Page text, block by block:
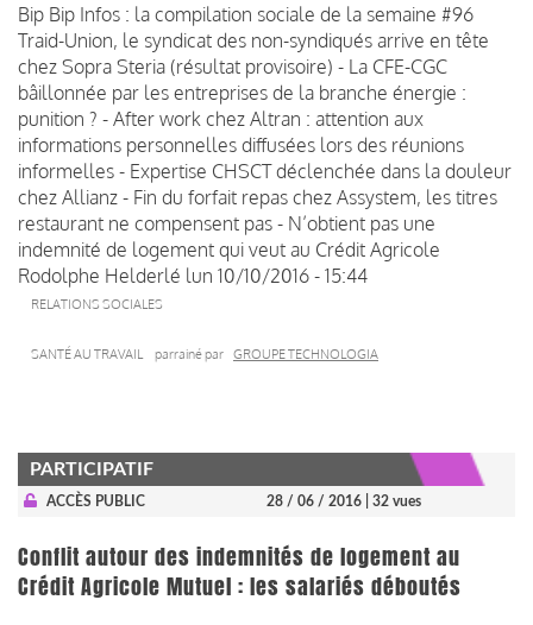
Bip Bip Infos : la compilation sociale de la semaine #96
Traid-Union, le syndicat des non-syndiqués arrive en tête
chez Sopra Steria (résultat provisoire) - La CFE-CGC
bâillonnée par les entreprises de la branche énergie :
punition ? - After work chez Altran : attention aux
informations personnelles diffusées lors des réunions
informelles - Expertise CHSCT déclenchée dans la douleur
chez Allianz - Fin du forfait repas chez Assystem, les titres
restaurant ne compensent pas - N’obtient pas une
indemnité de logement qui veut au Crédit Agricole
Rodolphe Helderlé lun 10/10/2016 - 15:44
RELATIONS SOCIALES
SANTÉ AU TRAVAIL parrainé par GROUPE TECHNOLOGIA
PARTICIPATIF
ACCÈS PUBLIC 28 / 06 / 2016 | 32 vues
Conflit autour des indemnités de logement au
Crédit Agricole Mutuel : les salariés déboutés